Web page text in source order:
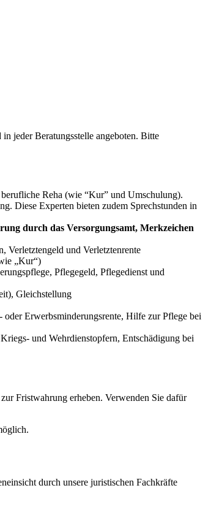
jeder Beratungsstelle angeboten. Bitte
Reha (wie “Kur” und Umschulung).
Diese Experten bieten zudem Sprechstunden in
durch das Versorgungsamt, Merkzeichen
Verletztengeld und Verletztenrente
„Kur“)
Pflegegeld, Pflegedienst und
Gleichstellung
Erwerbsminderungsrente, Hilfe zur Pflege bei
und Wehrdienstopfern, Entschädigung bei
Fristwahrung erheben. Verwenden Sie dafür
durch unsere juristischen Fachkräfte